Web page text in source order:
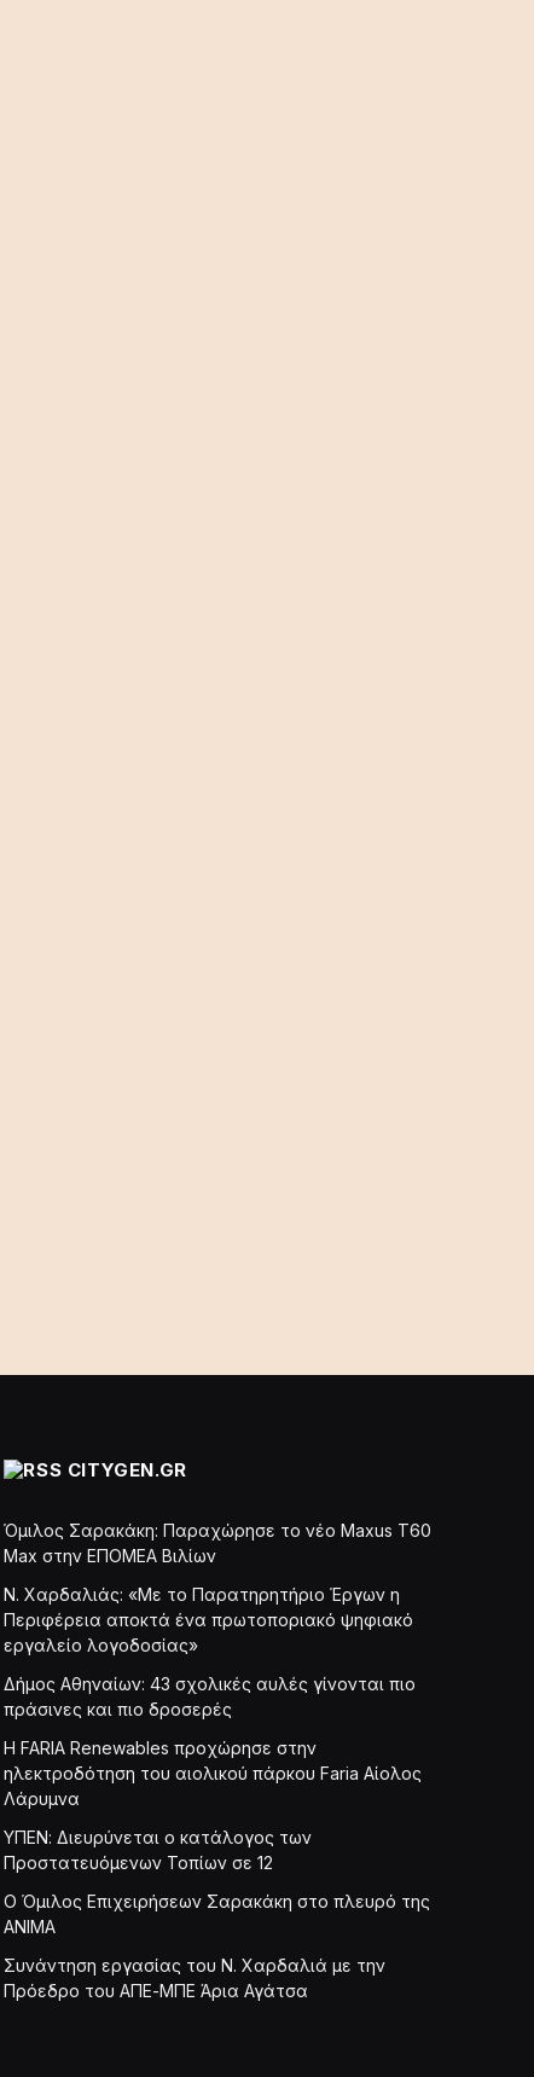
CITYGEN.GR
Όμιλος Σαρακάκη: Παραχώρησε το νέο Maxus T60
Max στην ΕΠΟΜΕΑ Βιλίων
Ν. Χαρδαλιάς: «Με το Παρατηρητήριο Έργων η
Περιφέρεια αποκτά ένα πρωτοποριακό ψηφιακό
εργαλείο λογοδοσίας»
Δήμος Αθηναίων: 43 σχολικές αυλές γίνονται πιο
πράσινες και πιο δροσερές
Η FARIA Renewables προχώρησε στην
ηλεκτροδότηση του αιολικού πάρκου Faria Αίολος
Λάρυμνα
ΥΠΕΝ: Διευρύνεται ο κατάλογος των
Προστατευόμενων Τοπίων σε 12
O Όμιλος Επιχειρήσεων Σαρακάκη στο πλευρό της
ΑΝΙΜΑ
Συνάντηση εργασίας του Ν. Χαρδαλιά με την
Πρόεδρο του ΑΠΕ-ΜΠΕ Άρια Αγάτσα